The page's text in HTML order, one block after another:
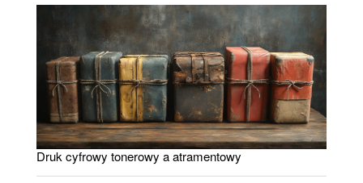
Druk cyfrowy tonerowy a atramentowy